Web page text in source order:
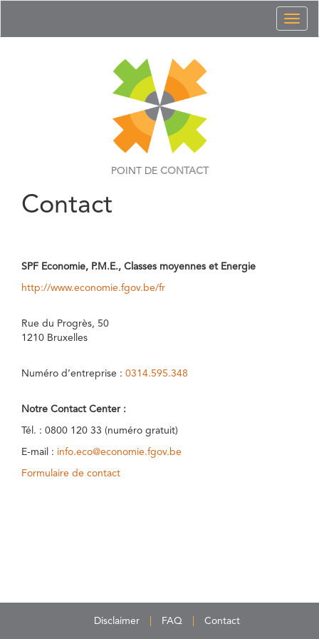
POINT DE CONTACT
Contact
SPF Economie, P.M.E., Classes moyennes et Energie
http://www.economie.fgov.be/fr
Rue du Progrès, 50
1210 Bruxelles
Numéro d’entreprise : 0314.595.348
Notre Contact Center :
Tél. : 0800 120 33 (numéro gratuit)
E-mail : info.eco@economie.fgov.be
Formulaire de contact
Disclaimer FAQ Contact